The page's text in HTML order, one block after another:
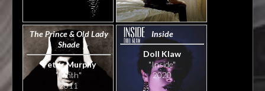
The Prince & Old Lady
Shade
Peter Murphy
"Ninth"
2011
Inside
Doll Klaw
"Inside"
2020